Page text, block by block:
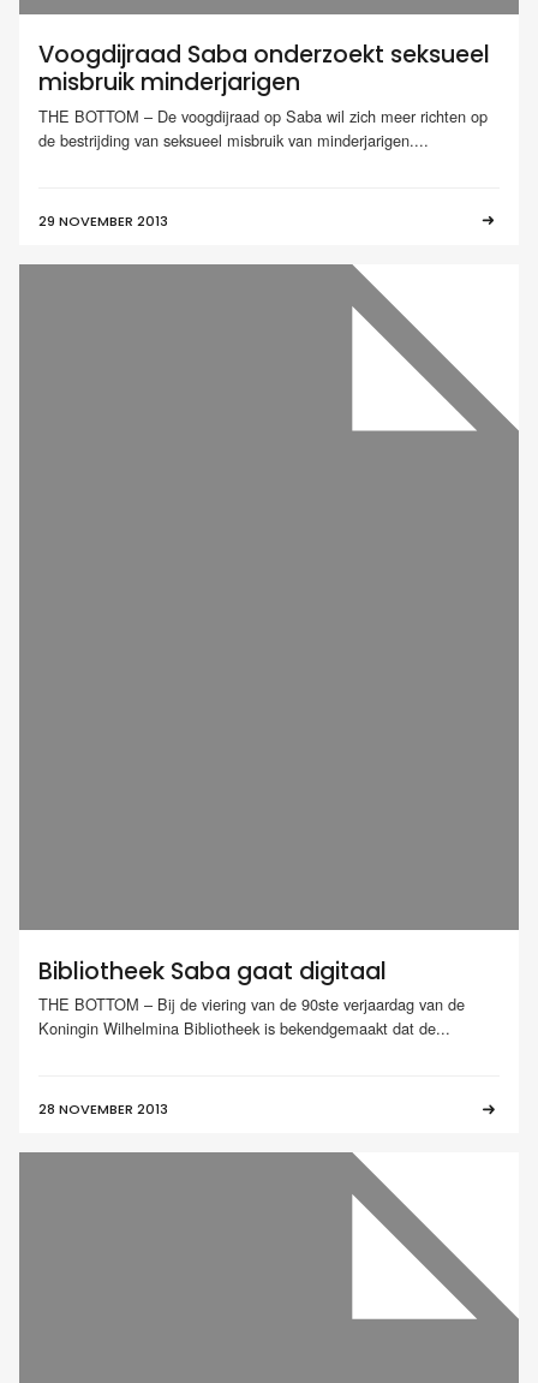
Voogdijraad Saba onderzoekt seksueel
misbruik minderjarigen
THE BOTTOM – De voogdijraad op Saba wil zich meer richten op
de bestrijding van seksueel misbruik van minderjarigen....
29 NOVEMBER 2013
Bibliotheek Saba gaat digitaal
THE BOTTOM – Bij de viering van de 90ste verjaardag van de
Koningin Wilhelmina Bibliotheek is bekendgemaakt dat de...
28 NOVEMBER 2013